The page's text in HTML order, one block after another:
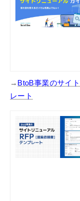
→ BtoB事業のサイ
レート